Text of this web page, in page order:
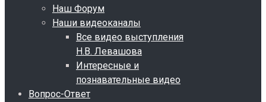
Наш Форум
Наши видеоканалы
Все видео выступления
Н.В. Левашова
Интересные и
познавательные видео
Вопрос-Ответ